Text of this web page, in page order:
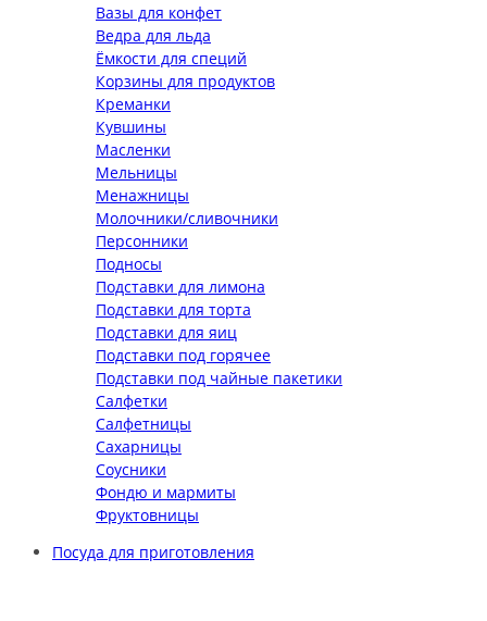
Вазы для конфет
Ведра для льда
Ёмкости для специй
Корзины для продуктов
Креманки
Кувшины
Масленки
Мельницы
Менажницы
Молочники/сливочники
Персонники
Подносы
Подставки для лимона
Подставки для торта
Подставки для яиц
Подставки под горячее
Подставки под чайные пакетики
Салфетки
Салфетницы
Сахарницы
Соусники
Фондю и мармиты
Фруктовницы
Посуда для приготовления